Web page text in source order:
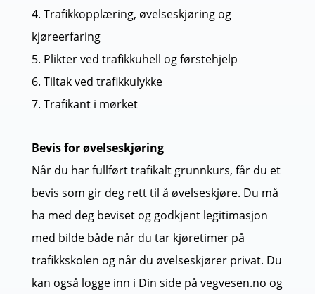
4. Trafikkopplæring, øvelseskjøring og
kjøreerfaring
5. Plikter ved trafikkuhell og førstehjelp
6. Tiltak ved trafikkulykke
7. Trafikant i mørket
Bevis for øvelseskjøring
Når du har fullført trafikalt grunnkurs, får du et
bevis som gir deg rett til å øvelseskjøre. Du må
ha med deg beviset og godkjent legitimasjon
med bilde både når du tar kjøretimer på
trafikkskolen og når du øvelseskjører privat. Du
kan også logge inn i Din side på vegvesen.no og